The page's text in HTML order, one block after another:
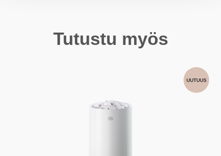
Tutustu myös
UUTUUS